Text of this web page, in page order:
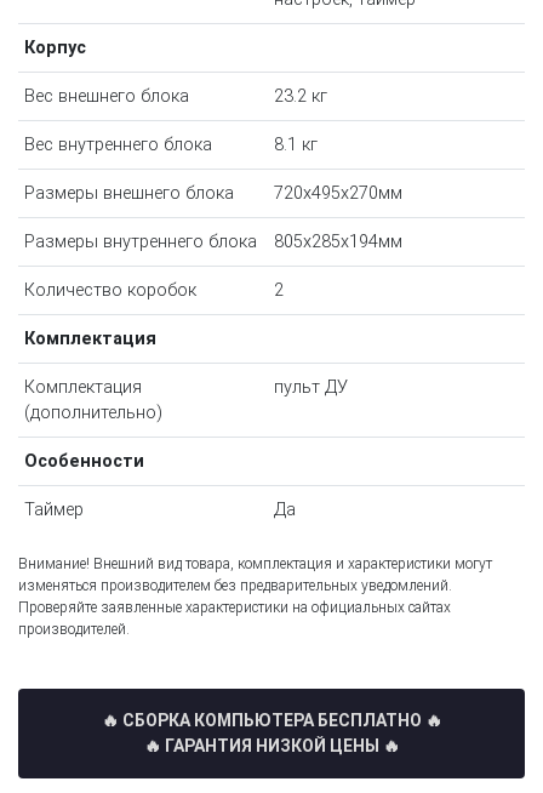
Корпус
Вес внешнего блока 23.2 кг
Вес внутреннего блока 8.1 кг
Размеры внешнего блока 720x495x270мм
Размеры внутреннего блока 805x285x194мм
Количество коробок 2
Комплектация
Комплектация
(дополнительно)
пульт ДУ
Особенности
Таймер Да
Внимание! Внешний вид товара, комплектация и характеристики могут
изменяться производителем без предварительных уведомлений.
Проверяйте заявленные характеристики на официальных сайтах
производителей.
🔥 СБОРКА КОМПЬЮТЕРА БЕСПЛАТНО 🔥
🔥 ГАРАНТИЯ НИЗКОЙ ЦЕНЫ 🔥